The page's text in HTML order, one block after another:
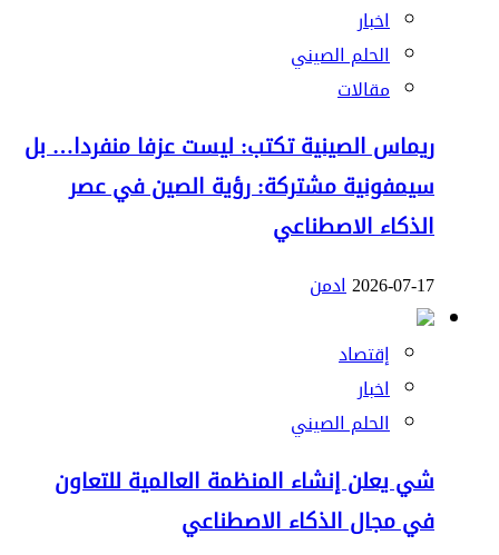
اخبار
الحلم الصيني
مقالات
ريماس الصينية تكتب: ليست عزفا منفردا… بل
سيمفونية مشتركة: رؤية الصين في عصر
الذكاء الاصطناعي
2026-07-17ادمن
إقتصاد
اخبار
الحلم الصيني
شي يعلن إنشاء المنظمة العالمية للتعاون
في مجال الذكاء الاصطناعي